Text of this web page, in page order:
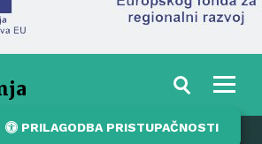
PRILAGODBA PRISTUPAČNOSTI